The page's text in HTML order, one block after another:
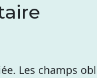
Les champs